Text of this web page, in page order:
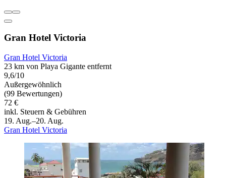
Gran Hotel Victoria
Gran Hotel Victoria
23 km von Playa Gigante entfernt
9,6/10
Außergewöhnlich
(99 Bewertungen)
72 €
inkl. Steuern & Gebühren
19. Aug.–20. Aug.
Gran Hotel Victoria